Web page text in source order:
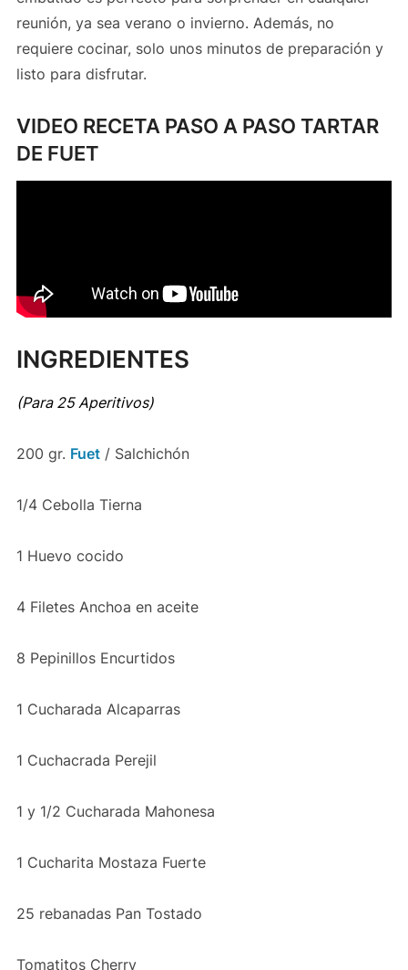
reunión, ya sea verano o invierno. Además, no
requiere cocinar, solo unos minutos de preparación y
listo para disfrutar.
VIDEO RECETA PASO A PASO TARTAR
DE FUET
INGREDIENTES
(Para 25 Aperitivos)
200 gr. Fuet/ Salchichón
1/4 Cebolla Tierna
1 Huevo cocido
4 Filetes Anchoa en aceite
8 Pepinillos Encurtidos
1 Cucharada Alcaparras
1 Cuchacrada Perejil
1 y 1/2 Cucharada Mahonesa
1 Cucharita Mostaza Fuerte
25 rebanadas Pan Tostado
Tomatitos Cherry